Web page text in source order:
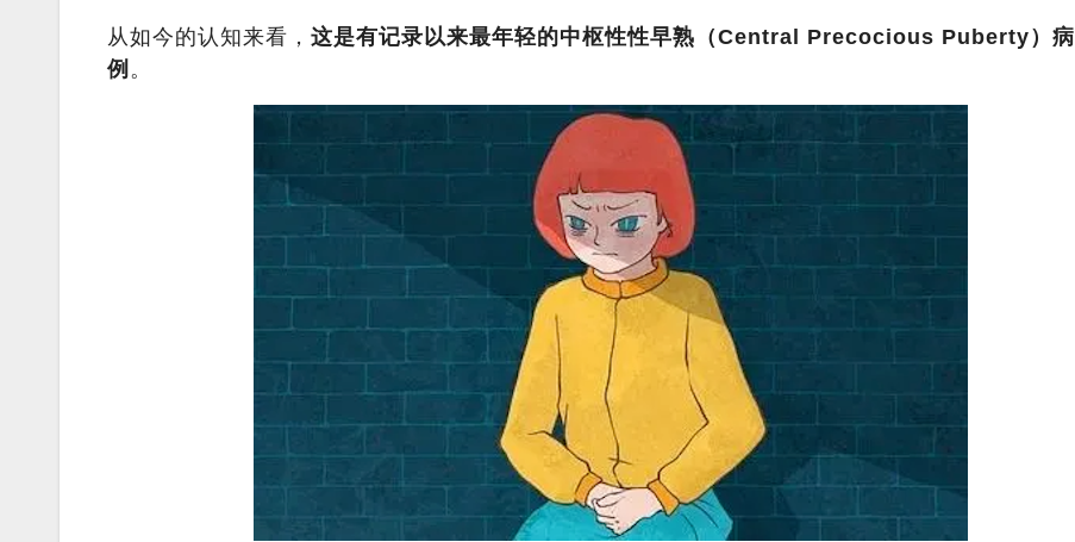
从如今的认知来看， 这是有记录以来最年轻的中枢性性早熟（Central Precocious Puberty）病
例 。